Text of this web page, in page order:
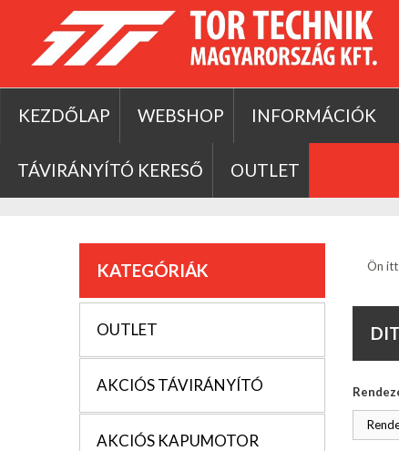
KEZDŐLAP WEBSHOP INFORMÁCIÓK
TÁVIRÁNYÍTÓ KERESŐ OUTLET
KATEGÓRIÁK
OUTLET
AKCIÓS TÁVIRÁNYÍTÓ
AKCIÓS KAPUMOTOR
Ön itt